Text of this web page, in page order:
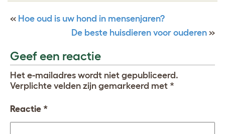
« Hoe oud is uw hond in mensenjaren?
De beste huisdieren voor ouderen »
Geef een reactie
Het e-mailadres wordt niet gepubliceerd.
Verplichte velden zijn gemarkeerd met *
Reactie *